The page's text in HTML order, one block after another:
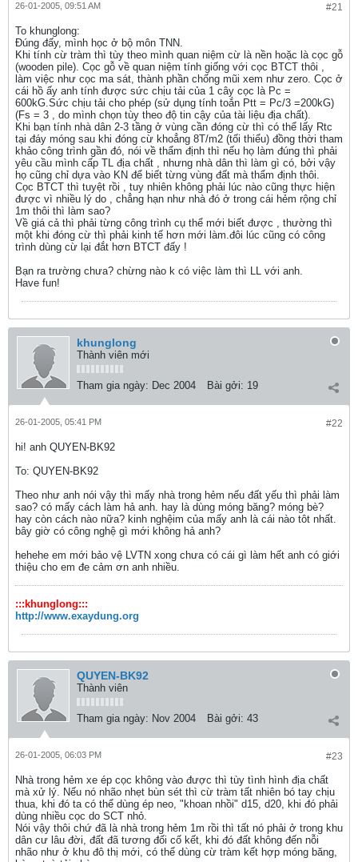
#21
26-01-2005, 09:51 AM
To khunglong:
Đúng đấy, mình học ở bộ môn TNN.
Khi tính cừ tràm thì tùy theo mình quan niệm cừ là nền hoặc là cọc gỗ
(wooden pile). Cọc gỗ về quan niệm tính giống với cọc BTCT thôi ,
làm việc như cọc ma sát, thành phần chống mũi xem như zero. Cọc ở
cái hồ ấy anh tính được sức chịu tải của 1 cây cọc là Pc =
600kG.Sức chịu tải cho phép (sử dụng tính toắn Ptt = Pc/3 =200kG)
(Fs = 3 , do mình chọn tùy theo độ tin cậy của tài liệu địa chất).
Khi bạn tính nhà dân 2-3 tầng ở vùng cần đóng cừ thì có thể lấy Rtc
tại đáy móng sau khi đóng cừ khoẳng 8T/m2 (tối thiểu) đồng thời tham
khảo công trình gần đó, nói về thẩm định thì nếu họ làm đúng thì phải
yêu cầu mình cấp TL địa chất , nhưng nhà dân thì làm gì có, bởi vậy
họ cũng chỉ dựa vào KN để biết từng vùng đất mà thẩm định thôi.
Cọc BTCT thì tuyệt rồi , tuy nhiên không phải lúc nào cũng thực hiện
được vì nhiều lý do , chẳng hạn như nhà đó ở trong cái hẻm rộng chỉ
1m thôi thì làm sao?
Về giá cả thì phải từng công trình cụ thể mới biết được , thường thì
một khi đóng cừ thì phải kinh tế hơn mới làm.đôi lúc cũng có công
trình dùng cừ lại đắt hơn BTCT đấy !
Bạn ra trường chưa? chừng nào k có việc làm thì LL với anh.
Have fun!
khunglong
Thành viên mới
Tham gia ngày: Dec 2004 Bài gởi: 19
#22
26-01-2005, 05:41 PM
hi! anh QUYEN-BK92
To: QUYEN-BK92
Theo như anh nói vậy thì mấy nhà trong hẻm nếu đất yếu thì phải làm
sao? có mấy cách làm hả anh. hay là dùng móng băng? móng bè?
hay còn cách nào nữa? kinh nghệim của mấy anh là cái nào tôt nhất.
bây giờ có công nghệ gì mới không hả anh?
hehehe em mới bảo vệ LVTN xong chưa có cái gì làm hết anh có giới
thiệu cho em đe cảm ơn anh nhiều.
:::khunglong:::
http://www.exaydung.org
QUYEN-BK92
Thành viên
Tham gia ngày: Nov 2004 Bài gởi: 43
#23
26-01-2005, 06:03 PM
Nhà trong hẻm xe ép cọc không vào được thì tùy tình hình địa chất
mà xử lý. Nếu nó nhão nhẹt bùn sét thì cừ tràm tất nhiên bó tay chịu
thua, khi đó ta có thể dùng ép neo, "khoan nhồi" d15, d20, khi đó phải
dùng nhiều cọc do SCT nhỏ.
Nói vậy thôi chứ đã là nhà trong hẻm 1m rồi thì tất nó phải ở trong khu
dân cư lâu đời, đất đã tương đối cố kết, khi đó đất không đến nỗi
nhão như ở khu đô thị mới, có thể dùng cừ tràm kết hợp móng băng,